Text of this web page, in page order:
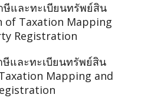
และทะเบียนทรัพย์สิน
of Taxation Mapping
Registration
และทะเบียนทรัพย์สิน
Mapping and